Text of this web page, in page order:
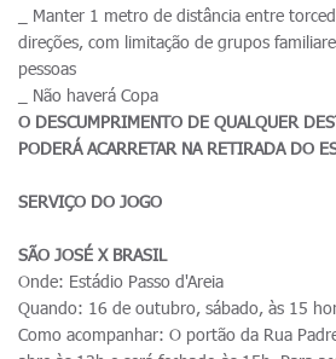
_ Manter 1 metro de distância entre
direções, com limitação de grupos
pessoas
_ Não haverá Copa
O DESCUMPRIMENTO DE QUALQUER
PODERÁ ACARRETAR NA RETIRADA DO
SERVIÇO DO JOGO
SÃO JOSÉ X BRASIL
Onde: Estádio Passo d'Areia
Quando: 16 de outubro, sábado, às 15
Como acompanhar: O portão da Rua